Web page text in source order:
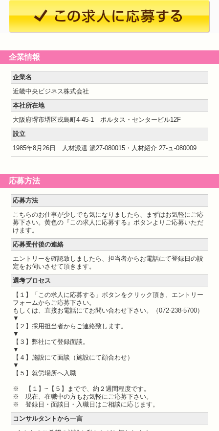
企業情報
企業名
近畿中央ビジネス株式会社
本社所在地
大阪府堺市堺区戎島町4-45-1 ポルタス・センタービル12F
設立
1985年8月26日 人材派遣 派27-080015・人材紹介 27-ュ-080009
応募方法
応募方法
こちらのお仕事が少しでも気になりましたら、まずはお気軽にご応
募下さい。黄色の『この求人に応募する』ボタンよりご応募いただ
けます。
応募受付後の連絡
エントリーを確認致しましたら、担当者からお電話にて登録日の設
定をお伺いさせて頂きます。
選考プロセス
【１】「この求人に応募する」ボタンをクリック頂き、エントリー
フォームからご応募下さい。
もしくは、直接お電話にてお問い合わせ下さい。（072-238-5700）
▼
【２】採用担当者からご連絡致します。
▼
【３】弊社にて登録面談。
▼
【４】施設にて面談（施設にて顔合わせ）
▼
【５】就労場所へ入職
※ 【１】~【５】までで、約２週間程度です。
※ 現在、在職中の方もお気軽にご応募下さい。
※ 登録日・面談日・入職日はご相談に応じます。
コンサルタントから一言